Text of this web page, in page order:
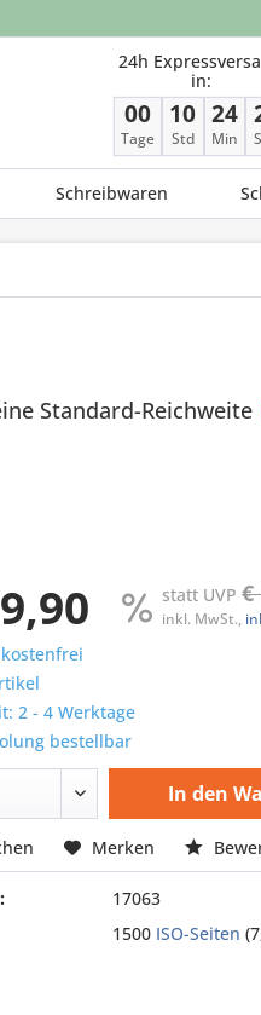
24h
in:
00
Tage
10
Std
24
Min
Schreibwaren
Standard-Reichweite
statt UVP€
inkl. MwSt.,
2 - 4 Werktage
bestellbar
In den
Merken
17063
1500 ISO-Seiten